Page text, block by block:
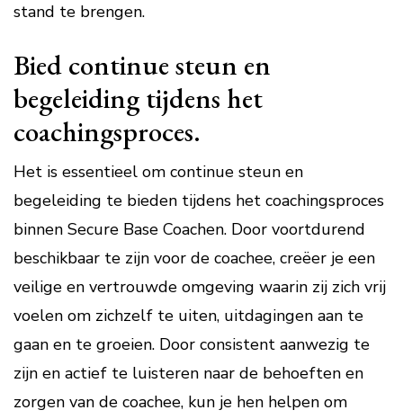
stand te brengen.
Bied continue steun en
begeleiding tijdens het
coachingsproces.
Het is essentieel om continue steun en
begeleiding te bieden tijdens het coachingsproces
binnen Secure Base Coachen. Door voortdurend
beschikbaar te zijn voor de coachee, creëer je een
veilige en vertrouwde omgeving waarin zij zich vrij
voelen om zichzelf te uiten, uitdagingen aan te
gaan en te groeien. Door consistent aanwezig te
zijn en actief te luisteren naar de behoeften en
zorgen van de coachee, kun je hen helpen om